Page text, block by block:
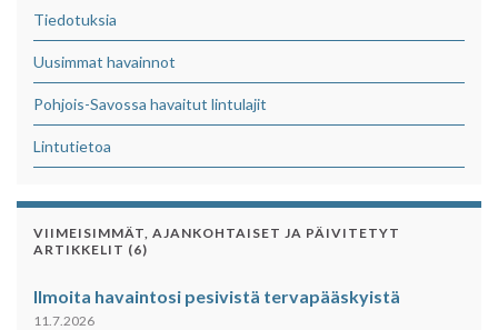
Tiedotuksia
Uusimmat havainnot
Pohjois-Savossa havaitut lintulajit
Lintutietoa
VIIMEISIMMÄT, AJANKOHTAISET JA PÄIVITETYT
ARTIKKELIT (6)
Ilmoita havaintosi pesivistä tervapääskyistä
11.7.2026